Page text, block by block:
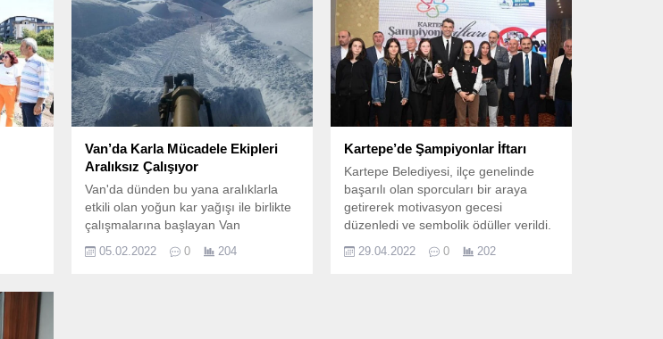
Van’da Karla Mücadele Ekipleri
Aralıksız Çalışıyor
Van'da dünden bu yana aralıklarla
etkili olan yoğun kar yağışı ile birlikte
çalışmalarına başlayan Van
boyu çalışmalarını sürdürdü.
05.02.2022 0 204
Kartepe’de Şampiyonlar İftarı
Kartepe Belediyesi, ilçe genelinde
başarılı olan sporcuları bir araya
getirerek motivasyon gecesi
düzenledi ve sembolik ödüller verildi.
29.04.2022 0 202